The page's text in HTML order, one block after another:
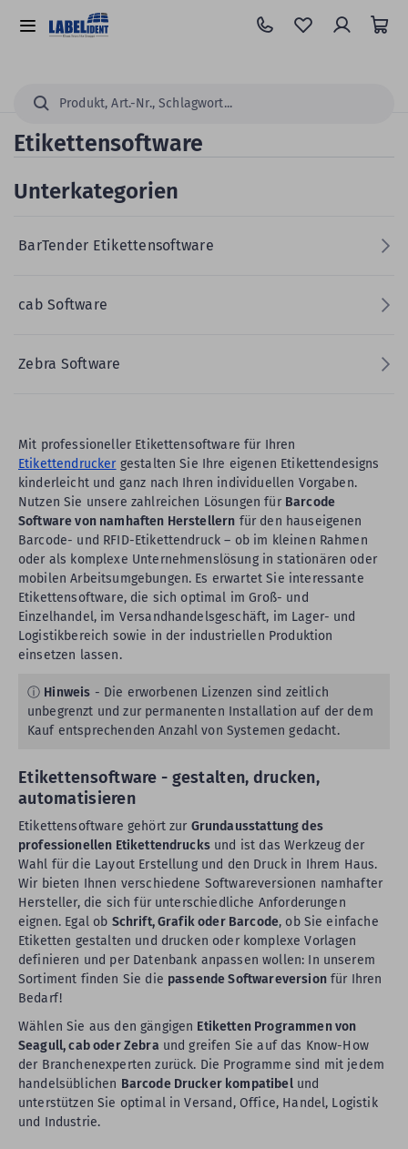
Hauptinhalt
springen
Alle
Suchen...
Etikettensoftware
Unterkategorien
BarTender Etikettensoftware
cab Software
Zebra Software
Mit professioneller Etikettensoftware für Ihren
Etikettendruckergestalten Sie Ihre eigenen Etikettendesigns
kinderleicht und ganz nach Ihren individuellen Vorgaben.
Nutzen Sie unsere zahlreichen Lösungen für Barcode
Software von namhaften Herstellern für den hauseigenen
Barcode- und RFID-Etikettendruck – ob im kleinen Rahmen
oder als komplexe Unternehmenslösung in stationären oder
mobilen Arbeitsumgebungen. Es erwartet Sie interessante
Etikettensoftware, die sich optimal im Groß- und
Einzelhandel, im Versandhandelsgeschäft, im Lager- und
Logistikbereich sowie in der industriellen Produktion
einsetzen lassen.
ⓘ Hinweis - Die erworbenen Lizenzen sind zeitlich
unbegrenzt und zur permanenten Installation auf der dem
Kauf entsprechenden Anzahl von Systemen gedacht.
Etikettensoftware - gestalten, drucken,
automatisieren
Etikettensoftware gehört zur Grundausstattung des
professionellen Etikettendrucksund ist das Werkzeug der
Wahl für die Layout Erstellung und den Druck in Ihrem Haus.
Wir bieten Ihnen verschiedene Softwareversionen namhafter
Hersteller, die sich für unterschiedliche Anforderungen
eignen. Egal ob Schrift, Grafik oder Barcode, ob Sie einfache
Etiketten gestalten und drucken oder komplexe Vorlagen
definieren und per Datenbank anpassen wollen: In unserem
Sortiment finden Sie die passende Softwareversionfür Ihren
Bedarf!
Wählen Sie aus den gängigen Etiketten Programmen von
Seagull, cab oder Zebra und greifen Sie auf das Know-How
der Branchenexperten zurück. Die Programme sind mit jedem
handelsüblichen Barcode Drucker kompatibelund
unterstützen Sie optimal in Versand, Office, Handel, Logistik
und Industrie.